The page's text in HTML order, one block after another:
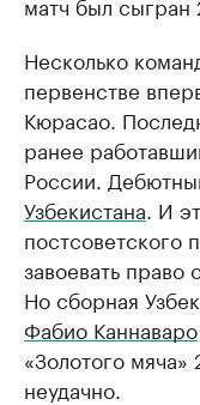
Несколько
первенстве
Кюрасао.
ранее
России.
Узбекистана . И
постсоветского
завоевать право
Но сборная
Фабио Каннаваро
«Золотого
неудачно.